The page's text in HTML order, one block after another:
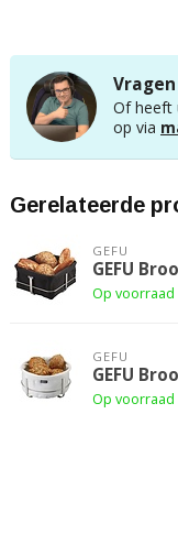
Of heeft
op via
Gerelateerde
GEFU
GEFU
Op voorraad
GEFU
GEFU
Op voorraad